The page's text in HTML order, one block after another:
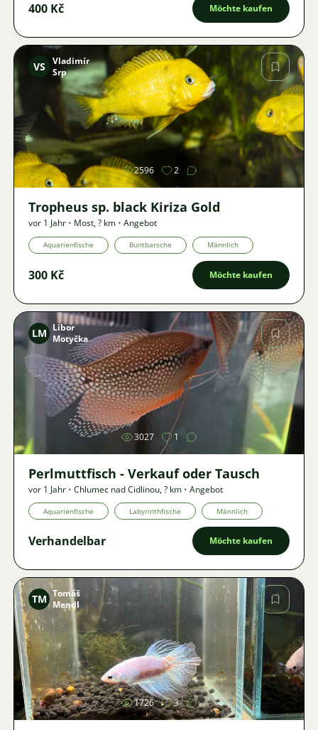
400 Kč Möchte kaufen
Bild
VS
Vladimír
Srp
2596 2
Tropheus sp. black Kiriza Gold
vor 1 Jahr • Most,? km • Angebot
Aquarienfische Buntbarsche Männlich
300 Kč Möchte kaufen
Bild
LM Libor
Motyčka
3027 1
Perlmuttfisch - Verkauf oder Tausch
vor 1 Jahr • Chlumec nad Cidlinou,? km • Angebot
Aquarienfische Labyrinthfische Männlich
Verhandelbar Möchte kaufen
Bild
TM Tomáš
Mendl
1726 3